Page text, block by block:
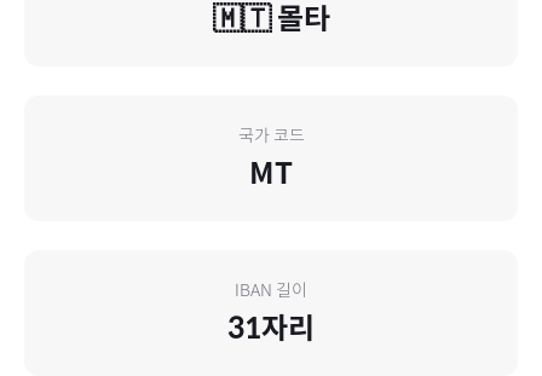
🇲🇹 몰타
국가 코드
MT
IBAN 길이
31자리